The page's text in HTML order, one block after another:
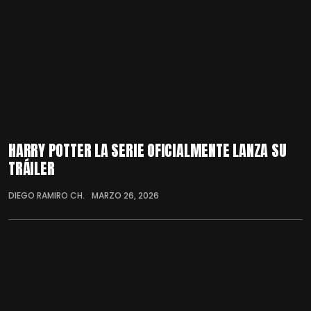
HARRY POTTER LA SERIE OFICIALMENTE LANZA SU
TRÁILER
DIEGO RAMIRO CH. MARZO 26, 2026